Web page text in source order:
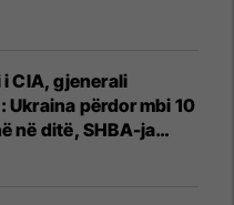
CIA, gjenerali
Ukraina përdor mbi 10
në ditë, SHBA-ja
prapa në